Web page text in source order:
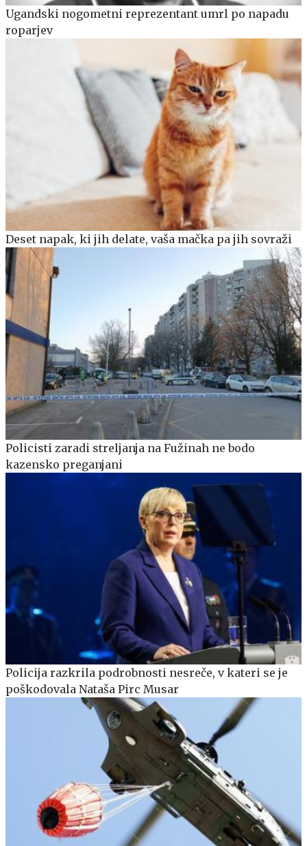
Ugandski nogometni reprezentant umrl po napadu
roparjev
Deset napak, ki jih delate, vaša mačka pa jih sovraži
Policisti zaradi streljanja na Fužinah ne bodo
kazensko preganjani
Policija razkrila podrobnosti nesreče, v kateri se je
poškodovala Nataša Pirc Musar